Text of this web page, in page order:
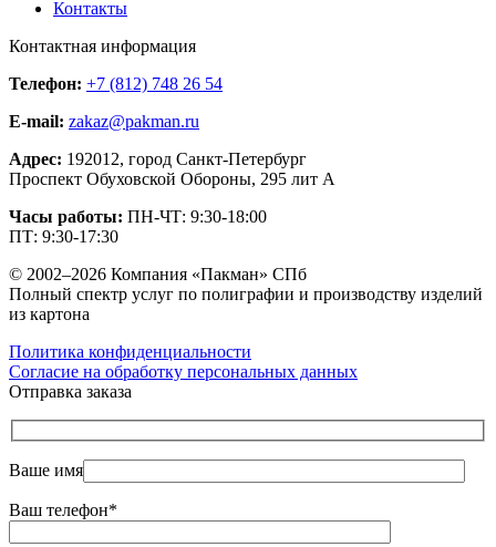
Контакты
Контактная информация
Телефон: +7 (812) 748 26 54
E-mail: zakaz@pakman.ru
Адрес: 192012, город Санкт-Петербург
Проспект Обуховской Обороны, 295 лит А
Часы работы: ПН-ЧТ: 9:30-18:00
ПТ: 9:30-17:30
© 2002–2026 Компания «Пакман» СПб
Полный спектр услуг по полиграфии и производству изделий
из картона
Политика конфиденциальности
Согласие на обработку персональных данных
Отправка заказа
Ваше имя
Ваш телефон*